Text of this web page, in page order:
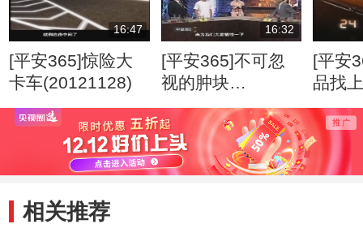
16:47
[平安365]惊险大
卡车(20121128)
16:32
[平安365]不可忽
视的肿块
(20120807)
[平安
品找
相关推荐